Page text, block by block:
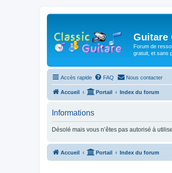
Guitare
Forum de
gratuit, et sans
Accès rapide FAQ Nous contacter
Accueil Portail Index du forum
Informations
Désolé mais vous n’êtes pas autorisé à
Accueil Portail Index du forum